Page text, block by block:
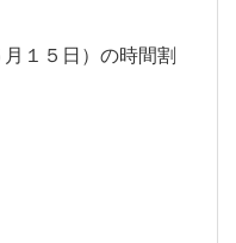
月１５日）の時間割